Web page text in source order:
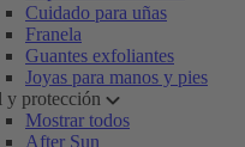
Cuidado para uñas
Franela
Guantes exfoliantes
Joyas para manos y pies
y protección
Mostrar todos
After Sun